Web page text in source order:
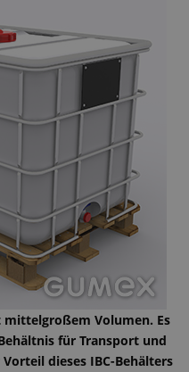
Volumen. Es
für Transport und
dieses IBC-Behälters